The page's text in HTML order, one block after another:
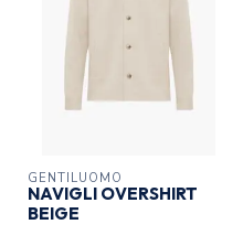
GENTILUOMO
NAVIGLI OVERSHIRT
BEIGE